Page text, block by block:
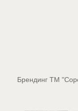
Брендинг ТМ